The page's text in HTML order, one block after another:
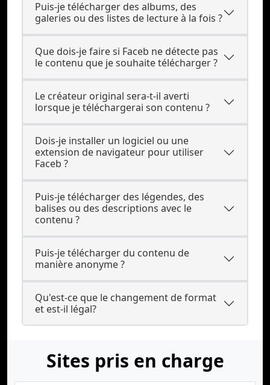
Puis-je télécharger des albums, des
galeries ou des listes de lecture à la fois ?
Que dois-je faire si Faceb ne détecte pas
le contenu que je souhaite télécharger ?
Le créateur original sera-t-il averti
lorsque je téléchargerai son contenu ?
Dois-je installer un logiciel ou une
extension de navigateur pour utiliser
Faceb ?
Puis-je télécharger des légendes, des
balises ou des descriptions avec le
contenu ?
Puis-je télécharger du contenu de
manière anonyme ?
Qu'est-ce que le changement de format
et est-il légal?
Sites pris en charge